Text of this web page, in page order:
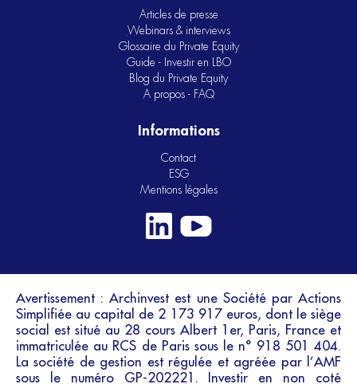
Articles de presse
Webinars & interviews
Glossaire du Private Equity
Guide - Investir en LBO
Blog du Private Equity
A propos - FAQ
Informations
Contact
ESG
Mentions légales
Avertissement : Archinvest est une Société par Actions
Simplifiée au capital de 2 173 917 euros, dont le siège
social est situé au 28 cours Albert 1er, Paris, France et
immatriculée au RCS de Paris sous le n° 918 501 404.
La société de gestion est régulée et agréée par l’AMF
sous le numéro GP-202221. Investir en non coté